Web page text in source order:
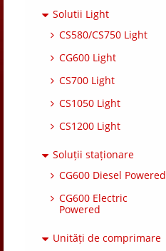
Solutii Light
CS580/CS750 Light
CG600 Light
CS700 Light
CS1050 Light
CS1200 Light
Soluții staționare
CG600 Diesel Powered
CG600 Electric
Powered
Unități de comprimare